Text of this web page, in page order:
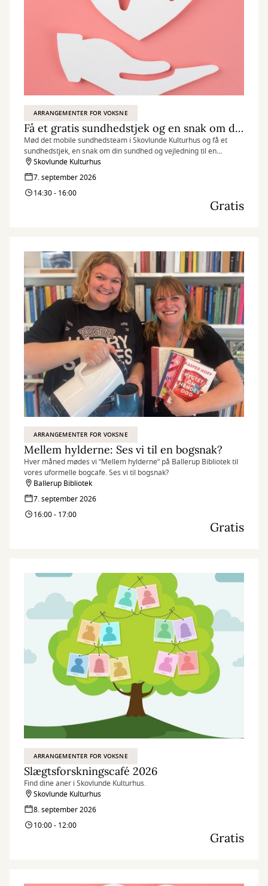
ARRANGEMENTER FOR VOKSNE
Få et gratis sundhedstjek og en snak om dit helbred
Mød det mobile sundhedsteam i Skovlunde Kulturhus og få et
sundhedstjek, en snak om din sundhed og vejledning til en
sundere hverdag.
Skovlunde Kulturhus
7. september 2026
14:30 - 16:00
Gratis
ARRANGEMENTER FOR VOKSNE
Mellem hylderne: Ses vi til en bogsnak?
Hver måned mødes vi ”Mellem hylderne” på Ballerup Bibliotek til
vores uformelle bogcafe. Ses vi til bogsnak?
Ballerup Bibliotek
7. september 2026
16:00 - 17:00
Gratis
ARRANGEMENTER FOR VOKSNE
Slægtsforskningscafé 2026
Find dine aner i Skovlunde Kulturhus.
Skovlunde Kulturhus
8. september 2026
10:00 - 12:00
Gratis